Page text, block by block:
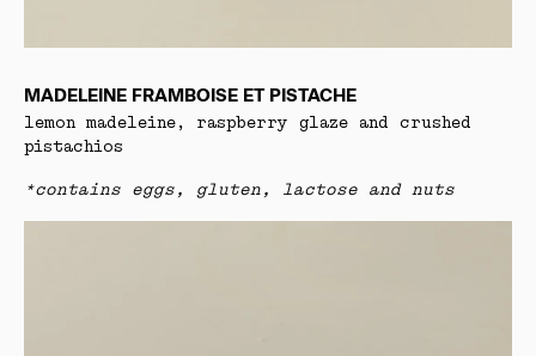
MADELEINE FRAMBOISE ET PISTACHE
lemon madeleine, raspberry glaze and crushed
pistachios
*contains eggs, gluten, lactose and nuts